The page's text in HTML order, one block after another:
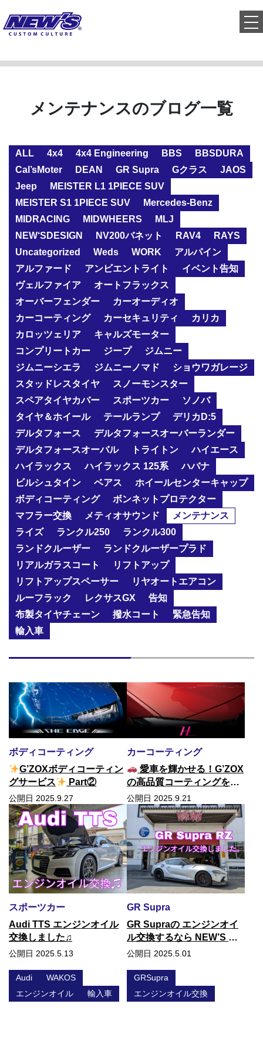
メンテナンスのブログ一覧
ALL 4x4 4x4 Engineering BBS
BBSDURA
Cal’sMoter
DEAN GR Supra Gクラス
JAOS
Jeep
MEISTER L1 1PIECE SUV
MEISTER S1 1PIECE SUV
Mercedes-Benz
MIDRACING
MIDWHEERS
MLJ
NEW‘SDESIGN
NV200バネット RAV4
RAYS
Uncategorized
Weds WORK
アルパイン
アルファード
アンビエントライト
イベント告知
ヴェルファイア
オートフラックス
オーバーフェンダー
カーオーディオ
カーコーティング
カーセキュリティ
カリカ
カロッツェリア
キャルズモーター
コンプリートカー
ジープ
ジムニー
ジムニーシエラ
ジムニーノマド
ショウワガレージ
スタッドレスタイヤ
スノーモンスター
スペアタイヤカバー
スポーツカー
ソノバ
タイヤ＆ホイール
テールランプ
デリカD:5
デルタフォース
デルタフォースオーバーランダー
デルタフォースオーバル
トライトン
ハイエース
ハイラックス
ハイラックス 125系
ハバナ
ビルシュタイン
ベアス
ホイールセンターキャップ
ボディコーティング
ボンネットプロテクター
マフラー交換
メティオサウンド
メンテナンス
ライズ
ランクル250
ランクル300
ランドクルーザー
ランドクルーザープラド
リアルガラスコート
リフトアップ
リフトアップスペーサー
リヤオートエアコン
ルーフラック
レクサスGX
告知
布製タイヤチェーン
撥水コート
緊急告知
輸入車
ボディコーティング
G’ZOXボディコーティン
グサービス
Part②
公開日 2025.9.27
カーコーティング
愛車を輝かせる！G’ZOX
の高品質コーティングを当
店で！
公開日 2025.9.21
スポーツカー
Audi TTS エンジンオイル
交換しました♫
公開日 2025.5.13
Audi
WAKOS
エンジンオイル
輸入車
GR Supra
GR Supraの エンジンオイ
ル交換するなら NEW’S で
お任せください♫
公開日 2025.5.01
GRSupra
エンジンオイル交換